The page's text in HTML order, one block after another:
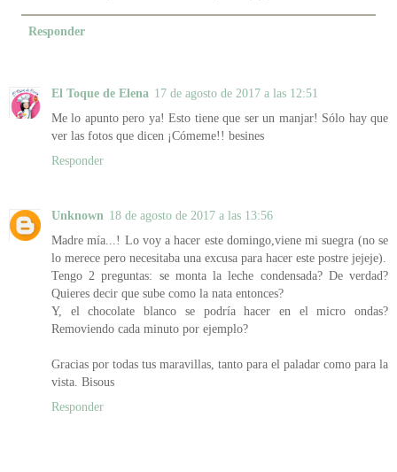
Responder
El Toque de Elena 17 de agosto de 2017 a las 12:51
Me lo apunto pero ya! Esto tiene que ser un manjar! Sólo hay que
ver las fotos que dicen ¡Cómeme!! besines
Responder
Unknown 18 de agosto de 2017 a las 13:56
Madre mía...! Lo voy a hacer este domingo,viene mi suegra (no se
lo merece pero necesitaba una excusa para hacer este postre jejeje).
Tengo 2 preguntas: se monta la leche condensada? De verdad?
Quieres decir que sube como la nata entonces?
Y, el chocolate blanco se podría hacer en el micro ondas?
Removiendo cada minuto por ejemplo?
Gracias por todas tus maravillas, tanto para el paladar como para la
vista. Bisous
Responder